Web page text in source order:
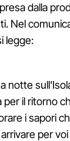
dalla
Nel
legge:
notte
per il ritorno
i sapori
per